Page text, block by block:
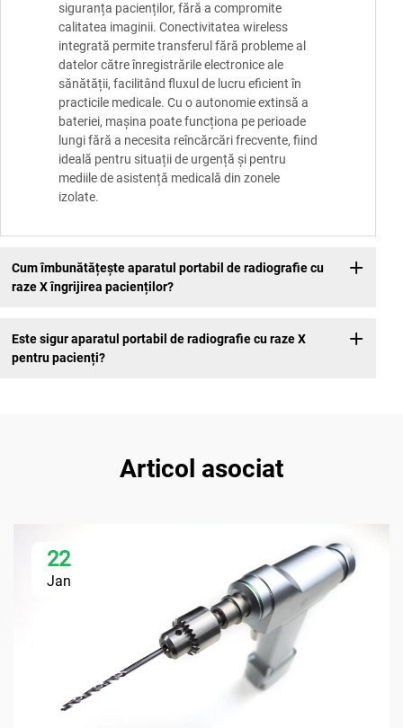
siguranța pacienților, fără a compromite
calitatea imaginii. Conectivitatea wireless
integrată permite transferul fără probleme al
datelor către înregistrările electronice ale
sănătății, facilitând fluxul de lucru eficient în
practicile medicale. Cu o autonomie extinsă a
bateriei, mașina poate funcționa pe perioade
lungi fără a necesita reîncărcări frecvente, fiind
ideală pentru situații de urgență și pentru
mediile de asistență medicală din zonele
izolate.
Cum îmbunătățește aparatul portabil de radiografie cu
raze X îngrijirea pacienților?
Este sigur aparatul portabil de radiografie cu raze X
pentru pacienți?
Articol asociat
22
Jan